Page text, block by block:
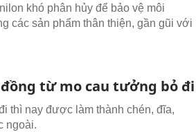
khó phân hủy để bảo vệ môi
các sản phẩm thân thiện, gần gũi với
từ mo cau tưởng bỏ đi
thì nay được làm thành chén, đĩa,
ngoài.